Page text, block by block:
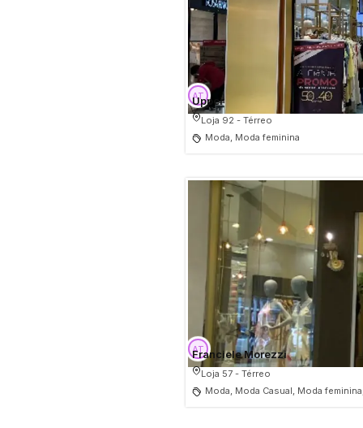
Upper
Loja 92 - Térreo
Moda, Moda feminina
Franciele Morezzi
Loja 57 - Térreo
Moda, Moda Casual, Moda